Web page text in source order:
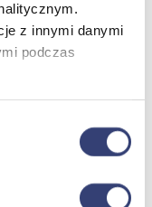
z innymi danymi
podczas